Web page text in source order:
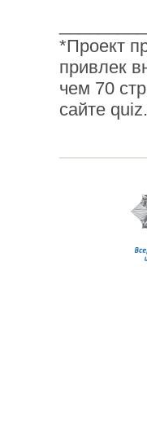
*Проект
привлек
чем 70
сайте